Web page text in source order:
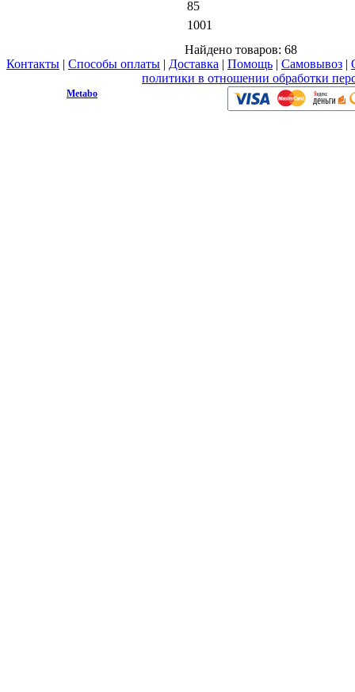
85
1001
Найдено товаров: 68
Контакты | Способы оплаты | Доставка | Помощь | Самовывоз |
политики в отношении обработки
Metabo